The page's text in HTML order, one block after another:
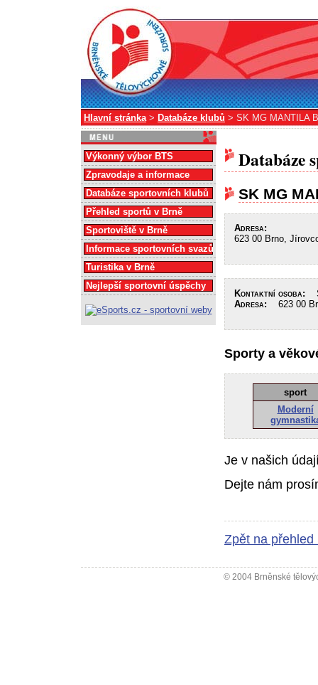
Hlavní stránka> Databáze klubů > SK MG MANTILA
Databáze
SK MG
Adresa:
623 00 Brno,
Kontaktní osoba:
Adresa: 623 00
Sporty a
sport
Moderní
Je v našich
Dejte nám
Zpět na přehled
Výkonný výbor BTS
Zpravodaje a informace
Databáze sportovních klubů
Přehled sportů v Brně
Sportoviště v Brně
Informace sportovních svazů
Turistika v Brně
Nejlepší sportovní úspěchy
© 2004 Brněnské